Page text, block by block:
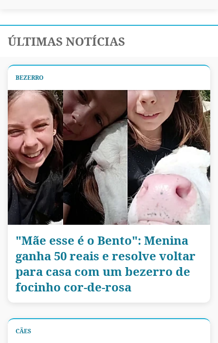
ÚLTIMAS NOTÍCIAS
BEZERRO
"Mãe esse é o Bento": Menina
ganha 50 reais e resolve voltar
para casa com um bezerro de
focinho cor-de-rosa
CÃES